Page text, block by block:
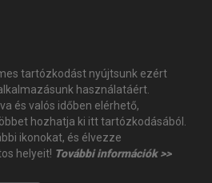
tartózkodást nyújtsunk ezért
használatáért.
és valós időben elérhető,
hozhatja ki itt tartózkodásából.
ikonokat, és élvezze
helyeit! További információk >>